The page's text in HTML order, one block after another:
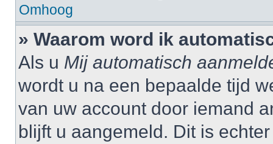
Omhoog
» Waarom word ik
Als u Mij automatisch
wordt u na een bepaalde tijd
van uw account door iemand
blijft u aangemeld. Dit is